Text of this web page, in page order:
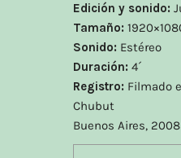
Edición y sonido:
Tamaño:
Sonido: Estéreo
Duración: 4´
Registro: Filmado
Chubut
Buenos Aires, 2008